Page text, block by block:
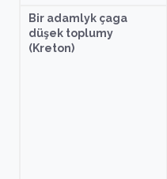
Bir adamlyk çaga
düşek toplumy
(Kreton)